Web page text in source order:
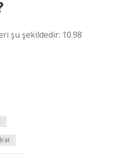
şu şekildedir: 10.98